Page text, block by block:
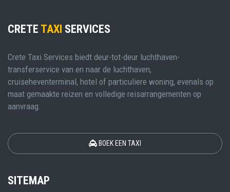
CRETE TAXI SERVICES
Crete Taxi Services biedt deur-tot-deur luchthaven-
transferservice van en naar de luchthaven,
cruiseheventerminal, hotel of particuliere woning, evenals op
maat gemaakte reizen en volledige reisarrangementen op
aanvraag.
BOEK EEN TAXI
SITEMAP